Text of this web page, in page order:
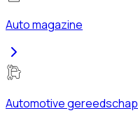
Auto magazine
Automotive gereedschap